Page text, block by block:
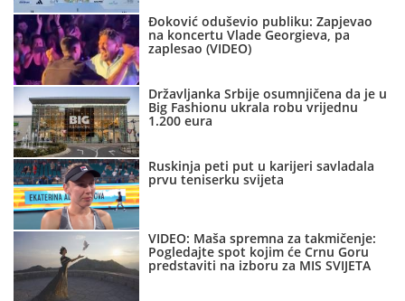
Đoković oduševio publiku: Zapjevao
na koncertu Vlade Georgieva, pa
zaplesao (VIDEO)
Državljanka Srbije osumnjičena da je u
Big Fashionu ukrala robu vrijednu
1.200 eura
Ruskinja peti put u karijeri savladala
prvu teniserku svijeta
VIDEO: Maša spremna za takmičenje:
Pogledajte spot kojim će Crnu Goru
predstaviti na izboru za MIS SVIJETA